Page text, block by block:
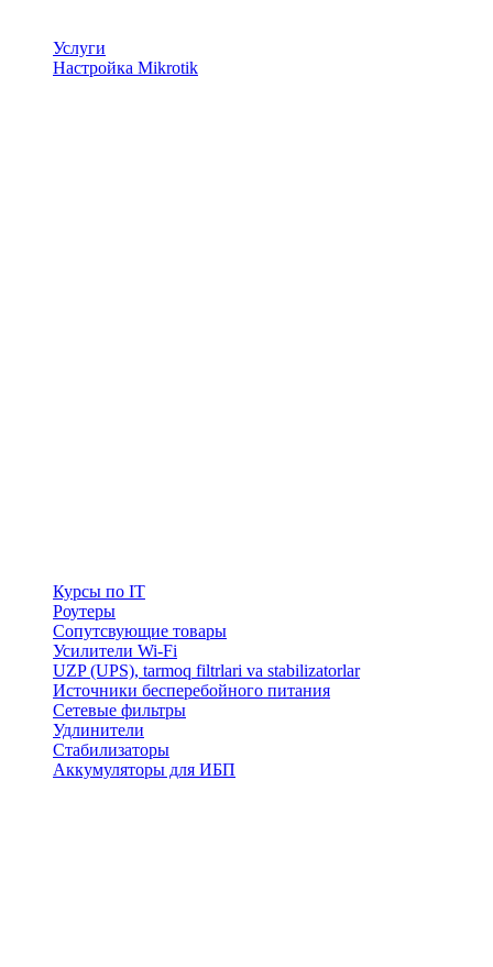
Услуги
Настройка Mikrotik
Курсы по IT
Роутеры
Сопутсвующие товары
Усилители Wi-Fi
UZP (UPS), tarmoq filtrlari va stabilizatorlar
Источники бесперебойного питания
Сетевые фильтры
Удлинители
Стабилизаторы
Аккумуляторы для ИБП